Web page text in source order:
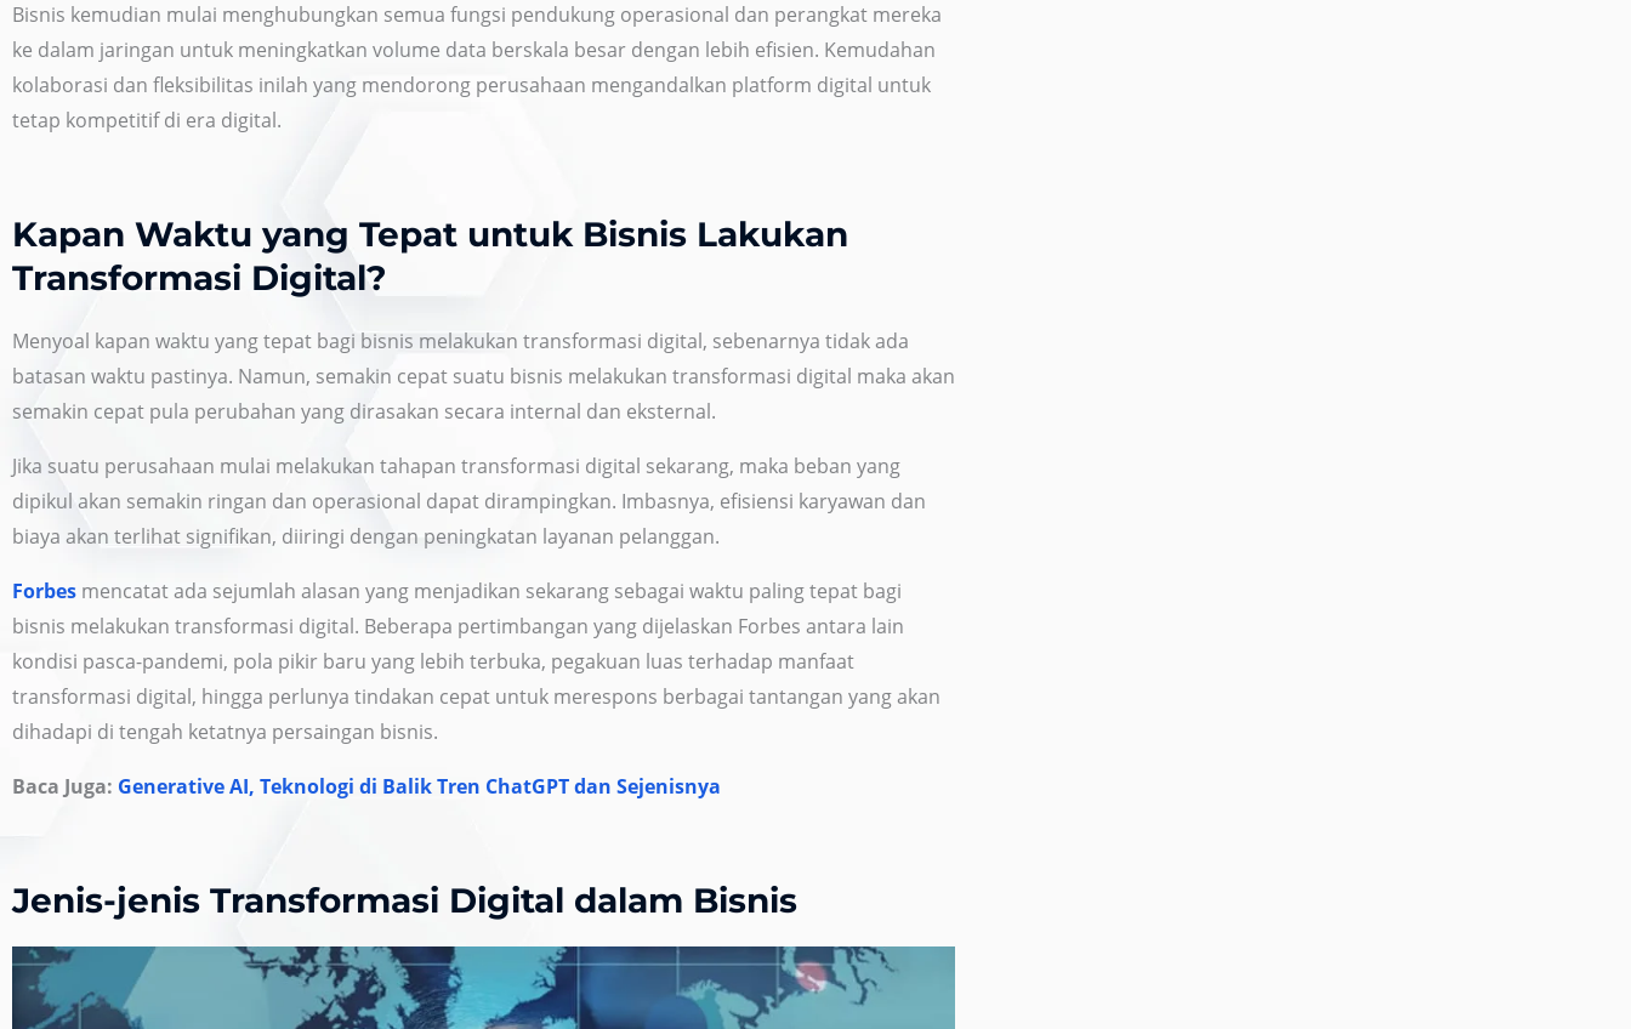
Bisnis kemudian mulai menghubungkan semua fungsi pendukung operasional dan perangkat mereka
ke dalam jaringan untuk meningkatkan volume data berskala besar dengan lebih efisien. Kemudahan
kolaborasi dan fleksibilitas inilah yang mendorong perusahaan mengandalkan platform digital untuk
tetap kompetitif di era digital.
Kapan Waktu yang Tepat untuk Bisnis Lakukan
Transformasi Digital?
Menyoal kapan waktu yang tepat bagi bisnis melakukan transformasi digital, sebenarnya tidak ada
batasan waktu pastinya. Namun, semakin cepat suatu bisnis melakukan transformasi digital maka akan
semakin cepat pula perubahan yang dirasakan secara internal dan eksternal.
Jika suatu perusahaan mulai melakukan tahapan transformasi digital sekarang, maka beban yang
dipikul akan semakin ringan dan operasional dapat dirampingkan. Imbasnya, efisiensi karyawan dan
biaya akan terlihat signifikan, diiringi dengan peningkatan layanan pelanggan.
Forbes mencatat ada sejumlah alasan yang menjadikan sekarang sebagai waktu paling tepat bagi
bisnis melakukan transformasi digital. Beberapa pertimbangan yang dijelaskan Forbes antara lain
kondisi pasca-pandemi, pola pikir baru yang lebih terbuka, pegakuan luas terhadap manfaat
transformasi digital, hingga perlunya tindakan cepat untuk merespons berbagai tantangan yang akan
dihadapi di tengah ketatnya persaingan bisnis.
Baca Juga: Generative AI, Teknologi di Balik Tren ChatGPT dan Sejenisnya
Jenis-jenis Transformasi Digital dalam Bisnis